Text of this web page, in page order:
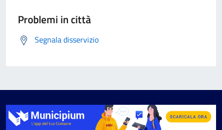
Problemi in città
Segnala disservizio